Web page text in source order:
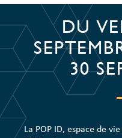
DU
30
La POP ID, espace de